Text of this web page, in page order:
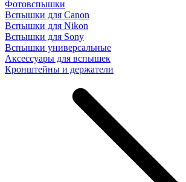
Фотовспышки
Вспышки для Canon
Вспышки для Nikon
Вспышки для Sony
Вспышки универсальные
Аксесcуары для вспышек
Кронштейны и держатели